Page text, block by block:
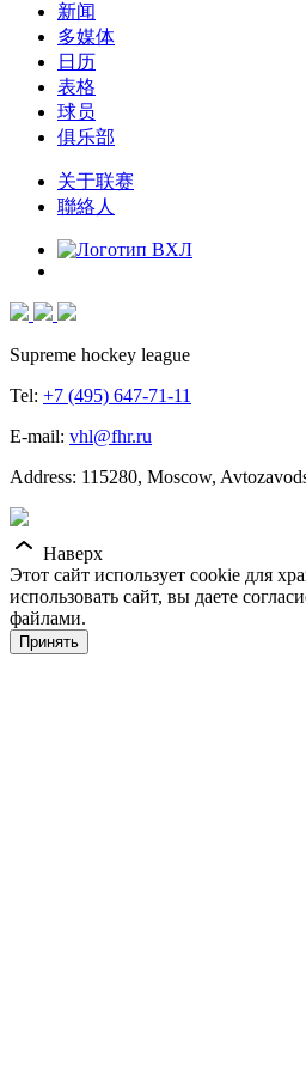
新闻
多媒体
日历
表格
球员
俱乐部
关于联赛
聯絡人
Supreme hockey league
Tel: +7 (495) 647-71-11
E-mail: vhl@fhr.ru
Address: 115280, Moscow,
Наверх
Этот сайт использует cookie для
использовать сайт, вы даете
файлами.
Принять